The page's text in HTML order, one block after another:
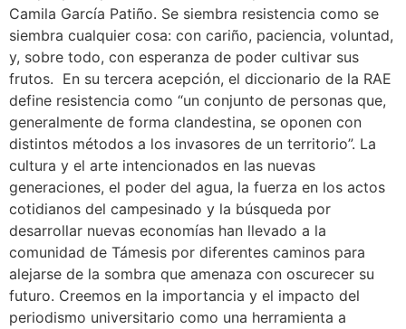
Camila García Patiño. Se siembra resistencia como se
siembra cualquier cosa: con cariño, paciencia, voluntad,
y, sobre todo, con esperanza de poder cultivar sus
frutos. En su tercera acepción, el diccionario de la RAE
define resistencia como “un conjunto de personas que,
generalmente de forma clandestina, se oponen con
distintos métodos a los invasores de un territorio”. La
cultura y el arte intencionados en las nuevas
generaciones, el poder del agua, la fuerza en los actos
cotidianos del campesinado y la búsqueda por
desarrollar nuevas economías han llevado a la
comunidad de Támesis por diferentes caminos para
alejarse de la sombra que amenaza con oscurecer su
futuro. Creemos en la importancia y el impacto del
periodismo universitario como una herramienta a